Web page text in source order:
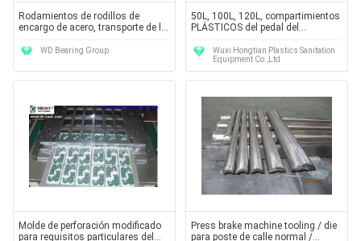
Rodamientos de rodillos de
encargo de acero, transporte de la
matanza del Cruzar-rodillo
WD Bearing Group
50L, 100L, 120L, compartimientos
PLÁSTICOS del pedal del
compartimiento del Wheelie de las
papeleras de reciclaje 240L
moldean
Wuxi Hongtian Plastics Sanitation
Equipment Co.,Ltd
Molde de perforación modificado
para requisitos particulares del
Press brake machine tooling / die
para poste de calle normal /